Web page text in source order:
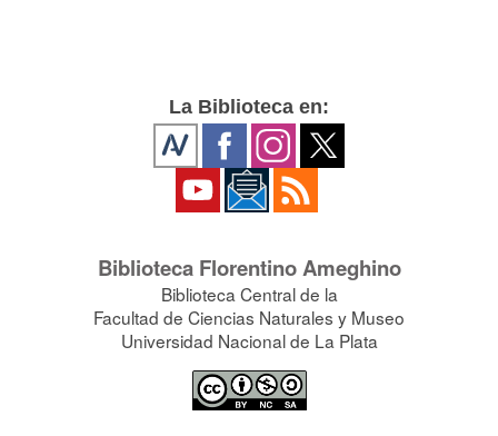
La Biblioteca en:
Biblioteca Florentino Ameghino
Biblioteca Central de la
Facultad de Ciencias Naturales y Museo
Universidad Nacional de La Plata